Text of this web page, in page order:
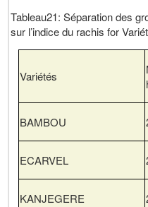
Tableau21: Séparation des
sur l’indice du rachis for
Variétés
BAMBOU
ECARVEL
KANJEGERE